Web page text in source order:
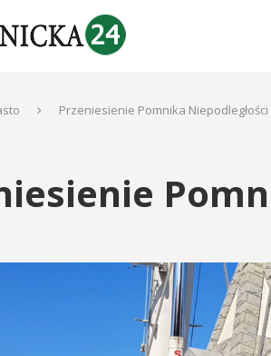
Przeniesienie Pomnika Niepodległości